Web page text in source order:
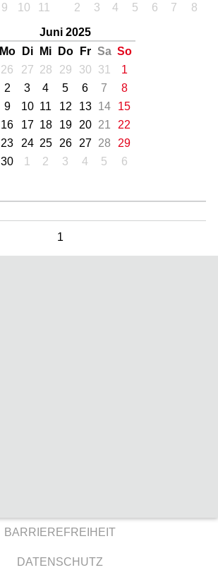
9 10 11
2
3 4 5 6 7 8
Juni 2025
Mo
Di Mi Do Fr Sa So
26
27 28 29 30 31
1
2
3 4 5 6 7
8
9
10 11 12 13 14
15
16
17 18 19 20 21
22
23
24 25 26 27 28
29
30
1 2 3 4 5 6
1
BARRIEREFREIHEIT
DATENSCHUTZ